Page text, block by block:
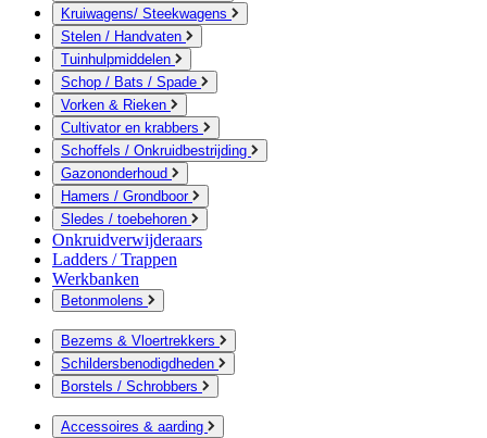
Kruiwagens/ Steekwagens
Stelen / Handvaten
Tuinhulpmiddelen
Schop / Bats / Spade
Vorken & Rieken
Cultivator en krabbers
Schoffels / Onkruidbestrijding
Gazononderhoud
Hamers / Grondboor
Sledes / toebehoren
Onkruidverwijderaars
Ladders / Trappen
Werkbanken
Betonmolens
Bezems & Vloertrekkers
Schildersbenodigdheden
Borstels / Schrobbers
Accessoires & aarding